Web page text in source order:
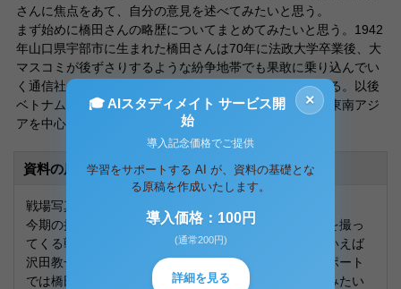
さんに焦点をあて、自分の意見を述べてみたいと思う。
まず始めに橋田さんの略歴についてまとめてみたいと思う。1942
年山口県宇部市に生まれた橋田さんは70年に法政大学卒業後、大
マスコミが後ずさりするような紛争地帯でも果敢に乗り込んでい
く通信社として知られる、日本電波ニュース社に入社する。以後
ベトナム戦争中のハノイに特派員として駐在するなど、東南アジ
アを中心にニュース・カメラマンとして活躍する。7
資料の原本内容
戦場写真家 橋田信介について
今期の授業の中でも、特に果敢に戦場を駆け巡り写真を撮っ
てくる戦場写真家の話に興味を持った。戦場写真家といえば
沢田教一さんや一ノ瀬泰造さんが有名であるが、本レポート
では橋田信介さんに焦点をあて、自分の意見を述べてみたい
×
🎓 AIスタディメイト サービス開
始
導入記念価格でご提供
学習をサポートする AI が、資料の基礎とな
る原稿を作成いたします。
導入価格：100円
(通常200円)
詳細を見る